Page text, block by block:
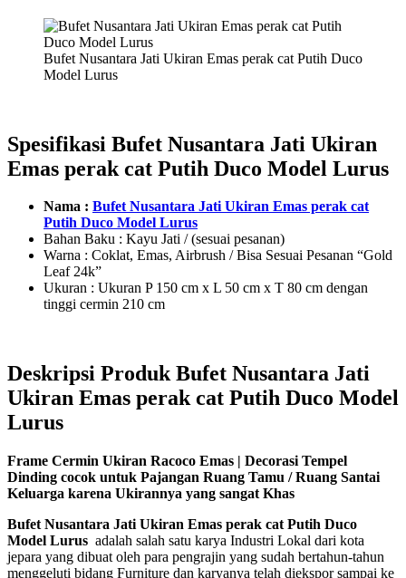
Bufet Nusantara Jati Ukiran Emas perak cat Putih Duco
Model Lurus
Spesifikasi Bufet Nusantara Jati Ukiran
Emas perak cat Putih Duco Model Lurus
Nama : Bufet Nusantara Jati Ukiran Emas perak cat
Putih Duco Model Lurus
Bahan Baku : Kayu Jati / (sesuai pesanan)
Warna : Coklat, Emas, Airbrush / Bisa Sesuai Pesanan “Gold
Leaf 24k”
Ukuran : Ukuran P 150 cm x L 50 cm x T 80 cm dengan
tinggi cermin 210 cm
Deskripsi Produk Bufet Nusantara Jati
Ukiran Emas perak cat Putih Duco Model
Lurus
Frame Cermin Ukiran Racoco Emas | Decorasi Tempel
Dinding cocok untuk Pajangan Ruang Tamu / Ruang Santai
Keluarga karena Ukirannya yang sangat Khas
Bufet Nusantara Jati Ukiran Emas perak cat Putih Duco
Model Lurus adalah salah satu karya Industri Lokal dari kota
jepara yang dibuat oleh para pengrajin yang sudah bertahun-tahun
menggeluti bidang Furniture dan karyanya telah diekspor sampai ke